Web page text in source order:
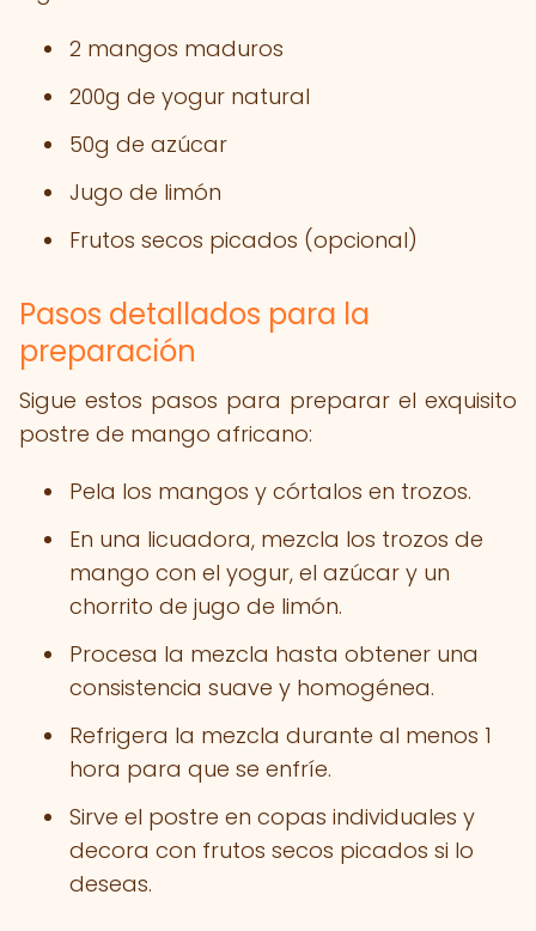
2 mangos maduros
200g de yogur natural
50g de azúcar
Jugo de limón
Frutos secos picados (opcional)
Pasos detallados para la
preparación
Sigue estos pasos para preparar el exquisito
postre de mango africano:
Pela los mangos y córtalos en trozos.
En una licuadora, mezcla los trozos de
mango con el yogur, el azúcar y un
chorrito de jugo de limón.
Procesa la mezcla hasta obtener una
consistencia suave y homogénea.
Refrigera la mezcla durante al menos 1
hora para que se enfríe.
Sirve el postre en copas individuales y
decora con frutos secos picados si lo
deseas.